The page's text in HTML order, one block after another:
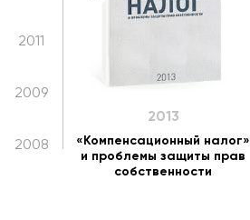
2011
2009
2008
2013
«Компенсационный налог»
и проблемы защиты прав
собственности